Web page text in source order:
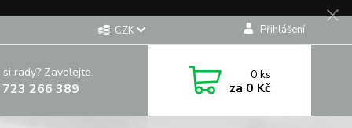
CZK Přihlášení
rady? Zavolejte.
266 389
0ks
za 0 Kč